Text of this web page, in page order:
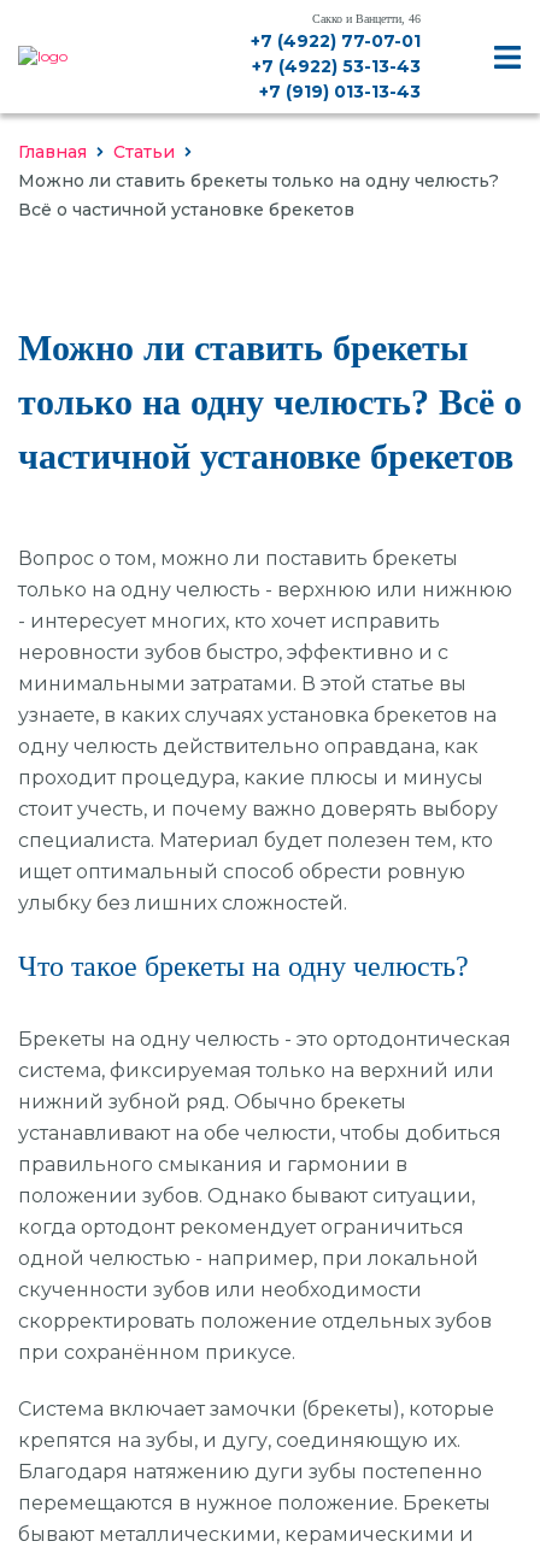
Сакко и Ванцетти, 46
+7 (4922) 77-07-01
+7 (4922) 53-13-43
+7 (919) 013-13-43
ЛЕЧЕНИЕ ЗУБОВ
ЛЕЧЕНИЕ ДЕСЕН
ИМПЛАНТАЦИЯ
УДАЛЕНИЕ ЗУБОВ
ОРТОДОНТИЯ (БРЕКЕТЫ И ЭЛАЙНЕРЫ)
ОТБЕЛИВАНИЕ
ГИГИЕНА
ДЕТСКАЯ СТОМАТОЛОГИЯ
ОСОБЫЕ УСЛОВИЯ
Компьютерная томография
Прицельный снимок (1 зуб)
Составление плана операции по результатам КТ
Панорамный снимок (все зубы)
Главная
Статьи
Можно ли ставить брекеты только на одну челюсть?
Всё о частичной установке брекетов
Можно ли ставить брекеты
только на одну челюсть? Всё о
частичной установке брекетов
Вопрос о том, можно ли поставить брекеты
только на одну челюсть - верхнюю или нижнюю
- интересует многих, кто хочет исправить
неровности зубов быстро, эффективно и с
минимальными затратами. В этой статье вы
узнаете, в каких случаях установка брекетов на
одну челюсть действительно оправдана, как
проходит процедура, какие плюсы и минусы
стоит учесть, и почему важно доверять выбору
специалиста. Материал будет полезен тем, кто
ищет оптимальный способ обрести ровную
улыбку без лишних сложностей.
Что такое брекеты на одну челюсть?
Брекеты на одну челюсть - это ортодонтическая
система, фиксируемая только на верхний или
нижний зубной ряд. Обычно брекеты
устанавливают на обе челюсти, чтобы добиться
правильного смыкания и гармонии в
положении зубов. Однако бывают ситуации,
когда ортодонт рекомендует ограничиться
одной челюстью - например, при локальной
скученности зубов или необходимости
скорректировать положение отдельных зубов
при сохранённом прикусе.
Система включает замочки (брекеты), которые
крепятся на зубы, и дугу, соединяющую их.
Благодаря натяжению дуги зубы постепенно
перемещаются в нужное положение. Брекеты
бывают металлическими, керамическими и